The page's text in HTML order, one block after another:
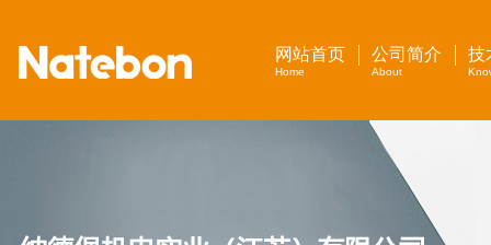
网站首页
Home
公司简介
About
技